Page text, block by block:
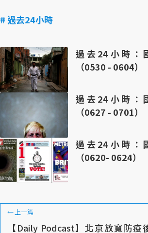
# 過去24小時
過去24小時：
（0530 - 0604）
過去24小時：
（0627 - 0701）
過去24小時：
（0620- 0624）
← 上一篇
【Daily Podcast】北京放寬防疫